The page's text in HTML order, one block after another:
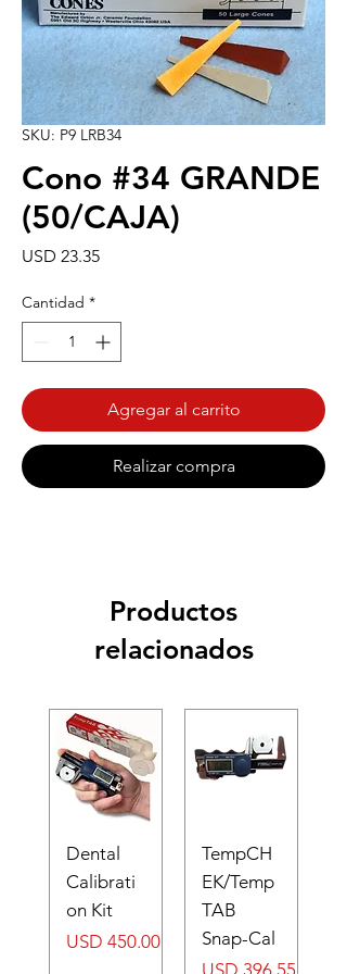
SKU: P9 LRB34
Cono #34 GRANDE
(50/CAJA)
USD 23.35Precio
Cantidad *
Agregar al carrito
Realizar compra
Productos
relacionados
Dental
Calibrati
on Kit
Precio
USD 450.00
TempCH
EK/Temp
TAB
Snap-Cal
Precio
USD 396.55